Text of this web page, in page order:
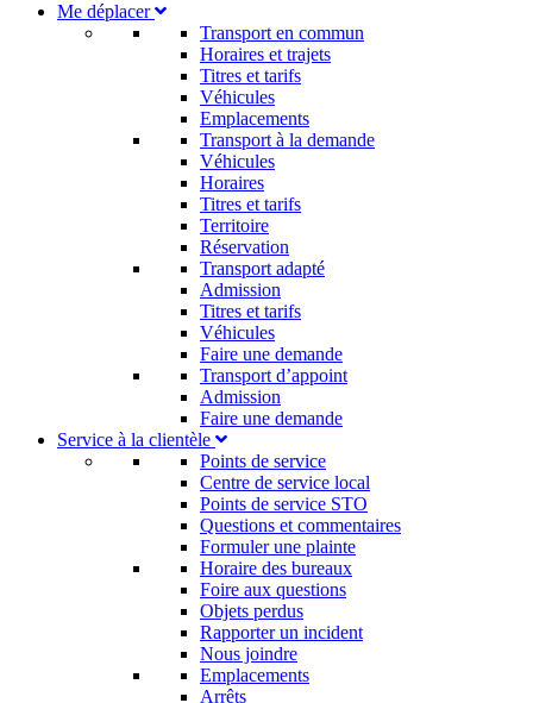
Me déplacer
Transport en commun
Horaires et trajets
Titres et tarifs
Véhicules
Emplacements
Transport à la demande
Véhicules
Horaires
Titres et tarifs
Territoire
Réservation
Transport adapté
Admission
Titres et tarifs
Véhicules
Faire une demande
Transport d’appoint
Admission
Faire une demande
Service à la clientèle
Points de service
Centre de service local
Points de service STO
Questions et commentaires
Formuler une plainte
Horaire des bureaux
Foire aux questions
Objets perdus
Rapporter un incident
Nous joindre
Emplacements
Arrêts